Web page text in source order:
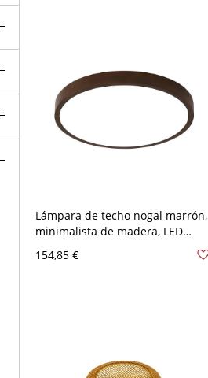
Lámpara de techo nogal marrón,
minimalista de madera, LED
empotrada, luz blanca para sala
de estar, 12" de ancho
154,85 €